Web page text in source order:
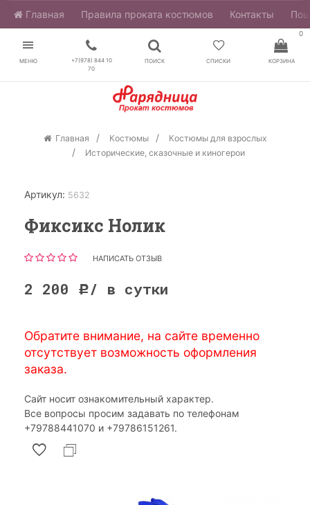
Главная ​Правила проката костюмов Контакты
МЕНЮ
+7(978) 844 10
70
ПОИСК СПИСКИ
0
КОРЗИНА
Главная Костюмы
Костюмы для взрослых
Исторические, сказочные и киногерои
Артикул: 5632
Фиксикс Нолик
НАПИСАТЬ ОТЗЫВ
2 200 Р / в сутки
Обратите внимание, на сайте временно
отсутствует возможность оформления
заказа.
Сайт носит ознакомительный характер.
Все вопросы просим задавать по телефонам
‎+79788441070 и ‎+79786151261.